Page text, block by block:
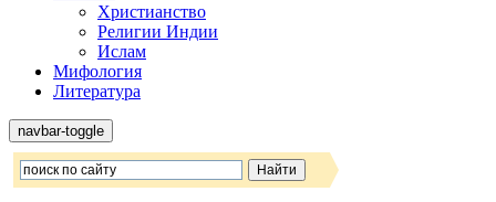
Христианство
Религии Индии
Ислам
Мифология
Литература
navbar-toggle